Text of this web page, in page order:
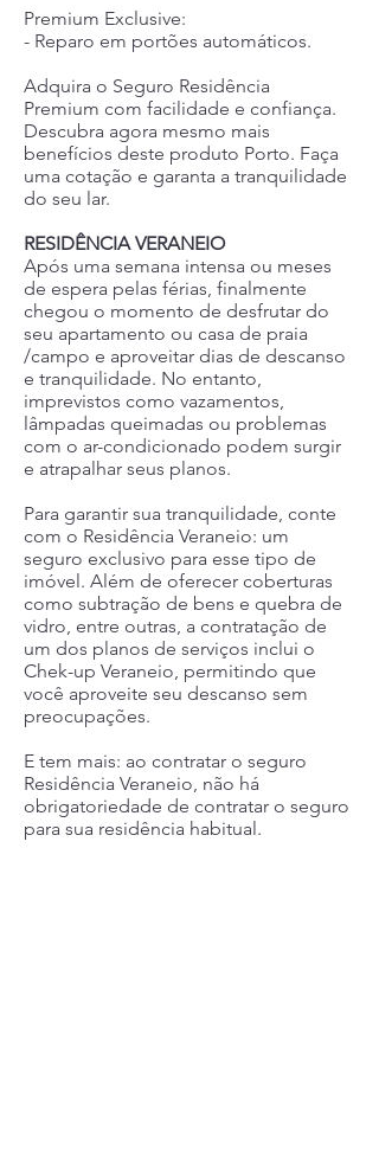
Premium Exclusive:
- Reparo em portões automáticos.
Adquira o Seguro Residência
Premium com facilidade e confiança.
Descubra agora mesmo mais
benefícios deste produto Porto. Faça
uma cotação e garanta a tranquilidade
do seu lar.
RESIDÊNCIA VERANEIO
Após uma semana intensa ou meses
de espera pelas férias, finalmente
chegou o momento de desfrutar do
seu apartamento ou casa de praia
/campo e aproveitar dias de descanso
e tranquilidade. No entanto,
imprevistos como vazamentos,
lâmpadas queimadas ou problemas
com o ar-condicionado podem surgir
e atrapalhar seus planos.
Para garantir sua tranquilidade, conte
com o Residência Veraneio: um
seguro exclusivo para esse tipo de
imóvel. Além de oferecer coberturas
como subtração de bens e quebra de
vidro, entre outras, a contratação de
um dos planos de serviços inclui o
Chek-up Veraneio, permitindo que
você aproveite seu descanso sem
preocupações.
E tem mais: ao contratar o seguro
Residência Veraneio, não há
obrigatoriedade de contratar o seguro
para sua residência habitual.